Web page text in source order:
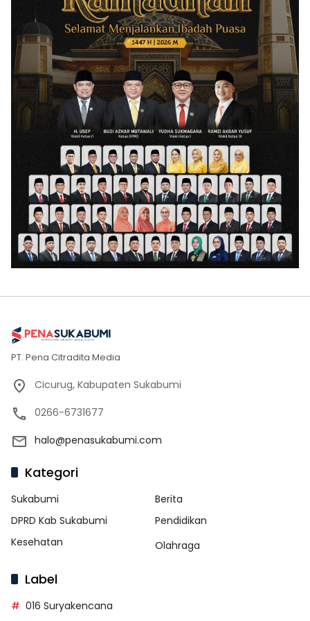
PT. Pena Citradita Media
Cicurug, Kabupaten Sukabumi
0266-6731677
halo@penasukabumi.com
Kategori
Sukabumi
Berita
DPRD Kab Sukabumi
Pendidikan
Kesehatan
Olahraga
Label
016 Suryakencana